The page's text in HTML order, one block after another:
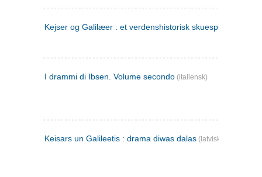
Kejser og Galilæer : et verdenshistorisk skuespil
I drammi di Ibsen. Volume secondo (italiensk)
Keisars un Galileetis : drama diwas dalas (latvisk)